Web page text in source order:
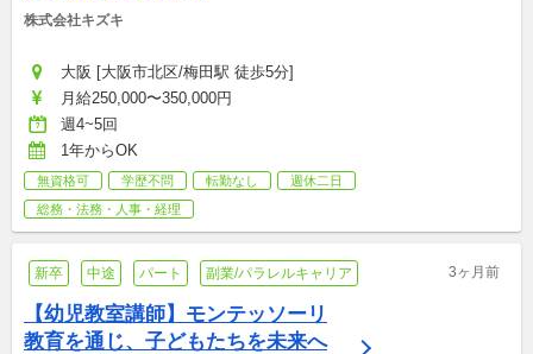
株式会社キズキ
大阪 [大阪市北区/梅田駅 徒歩5分]
月給250,000〜350,000円
週4~5回
1年からOK
無資格可 学歴不問 転勤なし
週休二日
総務・法務・人事・経理
新卒 中途 パート 副業/パラレルキャリア 3ヶ月前
【幼児教室講師】モンテッソーリ
教育を通じ、子どもたちを未来へ